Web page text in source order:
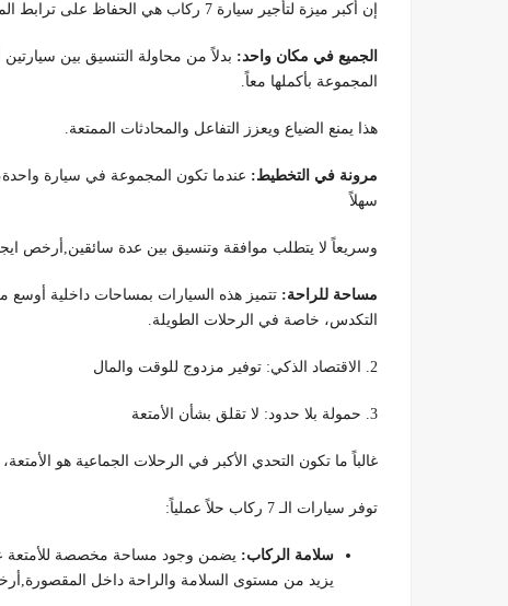
إن أكبر ميزة لتأجير سيارة 7 ركاب هي الحفاظ على ترابط المجموعة.
الجميع في مكان واحد: بدلاً من محاولة التنسيق بين سيارتين
المجموعة بأكملها معاً.
هذا يمنع الضياع ويعزز التفاعل والمحادثات الممتعة.
مرونة في التخطيط: عندما تكون المجموعة في سيارة
سهلاً
وسريعاً لا يتطلب موافقة وتنسيق بين عدة سائقين,أرخص
مساحة للراحة: تتميز هذه السيارات بمساحات داخلية أوسع
التكدس، خاصة في الرحلات الطويلة.
2. الاقتصاد الذكي: توفير مزدوج للوقت والمال
3. حمولة بلا حدود: لا تقلق بشأن الأمتعة
غالباً ما تكون التحدي الأكبر في الرحلات الجماعية هو
توفر سيارات الـ 7 ركاب حلاً عملياً:
سلامة الركاب: يضمن وجود مساحة مخصصة للأمتعة
يزيد من مستوى السلامة والراحة داخل